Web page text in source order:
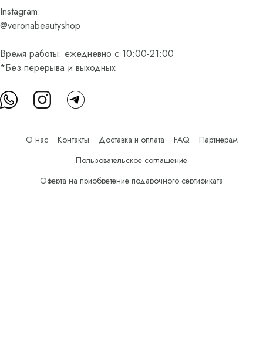
Instagram:
@veronabeautyshop
Время работы: ежедневно с 10:00-21:00
*Без перерыва и выходных
О нас Контакты Доставка и оплата FAQ
Партнерам
Пользовательское соглашение
Оферта на приобретение подарочного сертификата